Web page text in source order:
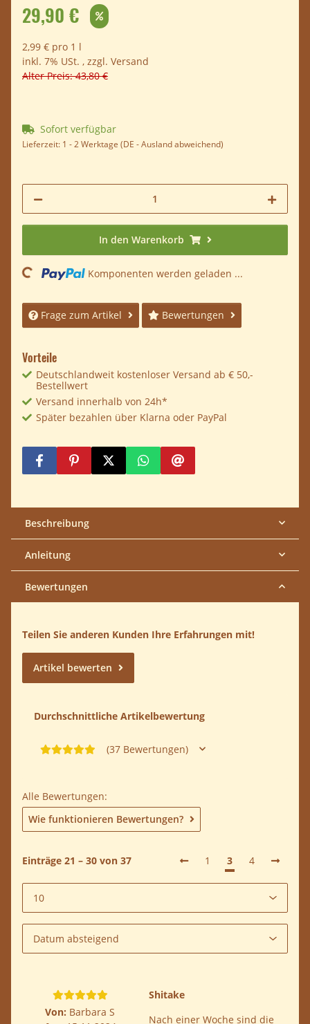
29,90 €
2,99 € pro 1 l
inkl. 7% USt. , zzgl. Versand
Alter Preis: 43,80 €
Sofort verfügbar
Lieferzeit: 1 - 2 Werktage (DE - Ausland abweichend)
In den Warenkorb
Loading... Komponenten werden geladen ...
Frage zum Artikel Bewertungen
Vorteile
Deutschlandweit kostenloser Versand ab € 50,-
Bestellwert
Versand innerhalb von 24h*
Später bezahlen über Klarna oder PayPal
Beschreibung
Anleitung
Bewertungen
Durchschnittliche Artikelbewertung
(37 Bewertungen)
Teilen Sie anderen Kunden Ihre Erfahrungen mit!
Artikel bewerten
Alle Bewertungen:
Wie funktionieren Bewertungen?
Einträge 21 – 30 von 37 1 3 4
Von: Barbara S
Shitake
Nach einer Woche sind die